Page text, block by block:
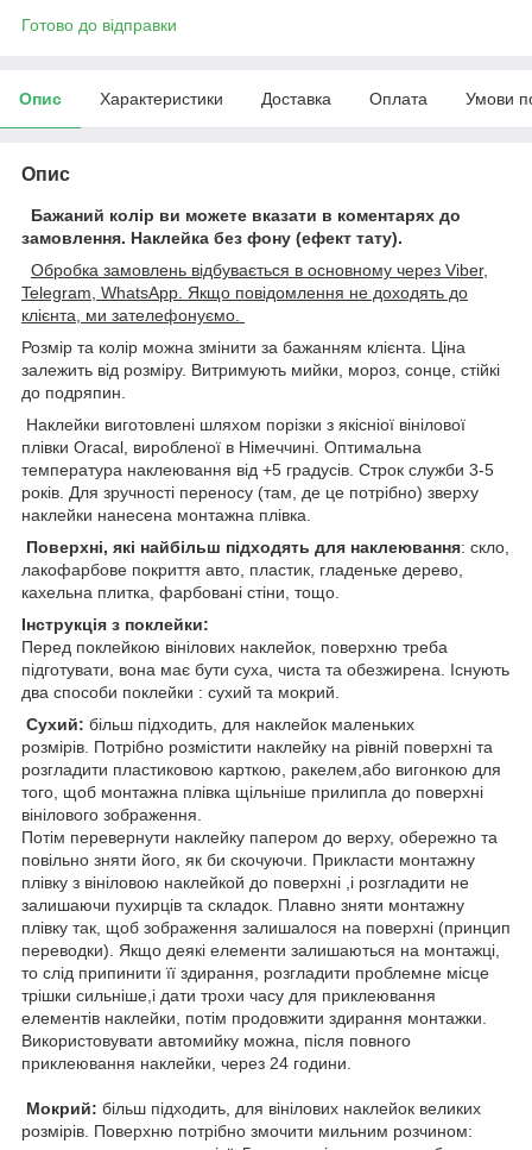
Готово до відправки
Опис Характеристики Доставка Оплата Умови
Опис
Бажаний колір ви можете вказати в коментарях до
замовлення. Наклейка без фону (ефект тату).
Обробка замовлень відбувається в основному через Viber,
Telegram, WhatsApp. Якщо повідомлення не доходять до
клієнта, ми зателефонуємо.
Розмір та колір можна змінити за бажанням клієнта. Ціна
залежить від розміру. Витримують мийки, мороз, сонце, стійкі
до подряпин.
Наклейки виготовлені шляхом порізки з якісніої вінілової
плівки Oracal, виробленої в Німеччині. Оптимальна
температура наклеювання від +5 градусів. Строк служби 3-5
років. Для зручності переносу (там, де це потрібно) зверху
наклейки нанесена монтажна плівка.
Поверхні, які найбільш підходять для наклеювання: скло,
лакофарбове покриття авто, пластик, гладеньке дерево,
кахельна плитка, фарбовані стіни, тощо.
Інструкція з поклейки:
Перед поклейкою вінілових наклейок, поверхню треба
підготувати, вона має бути суха, чиста та обезжирена. Існують
два способи поклейки : сухий та мокрий.
Сухий: більш підходить, для наклейок маленьких
розмірів. Потрібно розмістити наклейку на рівній поверхні та
розгладити пластиковою карткою, ракелем,або вигонкою для
того, щоб монтажна плівка щільніше прилипла до поверхні
вінілового зображення.
Потім перевернути наклейку папером до верху, обережно та
повільно зняти його, як би скочуючи. Прикласти монтажну
плівку з вініловою наклейкой до поверхні ,і розгладити не
залишаючи пухирців та складок. Плавно зняти монтажну
плівку так, щоб зображення залишалося на поверхні (принцип
переводки). Якщо деякі елементи залишаються на монтажці,
то слід припинити її здирання, розгладити проблемне місце
трішки сильніше,і дати трохи часу для приклеювання
елементів наклейки, потім продовжити здирання монтажки.
Використовувати автомийку можна, після повного
приклеювання наклейки, через 24 години.
Мокрий: більш підходить, для вінілових наклейок великих
розмірів. Поверхню потрібно змочити мильним розчином: